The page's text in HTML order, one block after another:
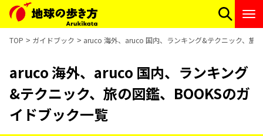
TOP ガイドブック aruco 海外、aruco 国内、ランキング&テクニック、旅
aruco 海外、aruco 国内、ランキング
&テクニック、旅の図鑑、BOOKSのガ
イドブック一覧